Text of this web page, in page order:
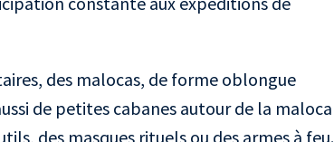
des malocas, de forme oblongue
de petites cabanes autour de la maloca
des masques rituels ou des armes à feu.